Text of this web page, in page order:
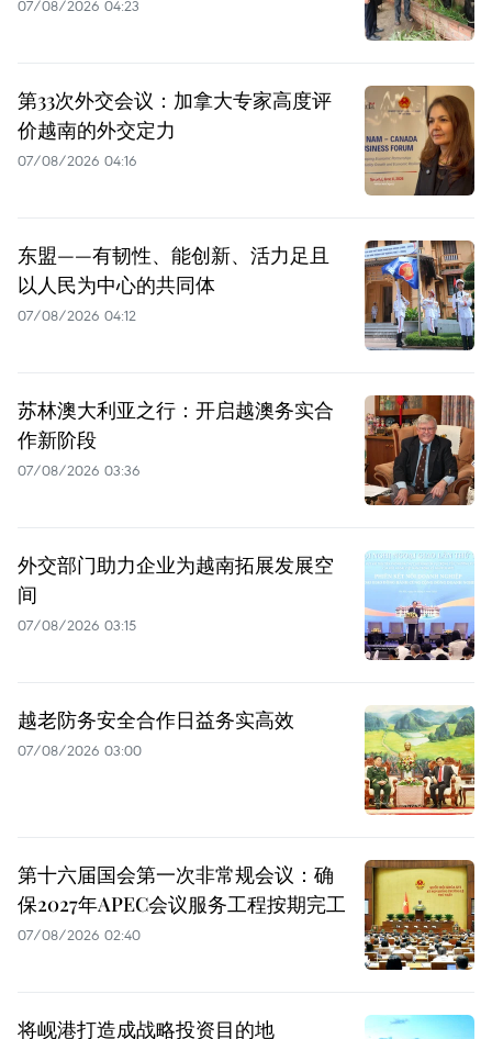
07/08/2026 04:23
第33次外交会议：加拿大专家高度评
价越南的外交定力
07/08/2026 04:16
东盟——有韧性、能创新、活力足且
以人民为中心的共同体
07/08/2026 04:12
苏林澳大利亚之行：开启越澳务实合
作新阶段
07/08/2026 03:36
外交部门助力企业为越南拓展发展空
间
07/08/2026 03:15
越老防务安全合作日益务实高效
07/08/2026 03:00
第十六届国会第一次非常规会议：确
保2027年APEC会议服务工程按期完工
07/08/2026 02:40
将岘港打造成战略投资目的地